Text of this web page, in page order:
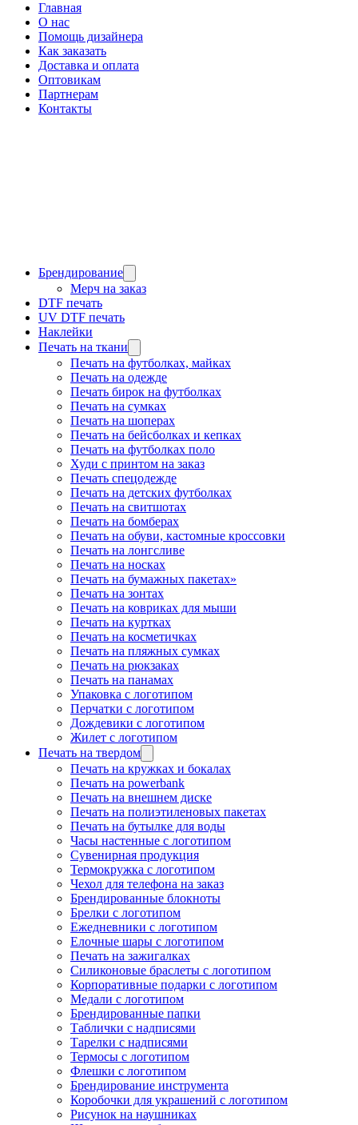
Главная
О нас
Помощь дизайнера
Как заказать
Доставка и оплата
Оптовикам
Партнерам
Контакты
Брендирование
Мерч на заказ
DTF печать
UV DTF печать
Наклейки
Печать на ткани
Печать на футболках, майках
Печать на одежде
Печать бирок на футболках
Печать на сумках
Печать на шоперах
Печать на бейсболках и кепках
Печать на футболках поло
Худи с принтом на заказ
Печать спецодежде
Печать на детских футболках
Печать на свитшотах
Печать на бомберах
Печать на обуви, кастомные кроссовки
Печать на лонгсливе
Печать на носках
Печать на бумажных пакетах»
Печать на зонтах
Печать на ковриках для мыши
Печать на куртках
Печать на косметичках
Печать на пляжных сумках
Печать на рюкзаках
Печать на панамах
Упаковка с логотипом
Перчатки с логотипом
Дождевики с логотипом
Жилет с логотипом
Печать на твердом
Печать на кружках и бокалах
Печать на powerbank
Печать на внешнем диске
Печать на полиэтиленовых пакетах
Печать на бутылке для воды
Часы настенные с логотипом
Сувенирная продукция
Термокружка с логотипом
Чехол для телефона на заказ
Брендированные блокноты
Брелки с логотипом
Ежедневники с логотипом
Елочные шары с логотипом
Печать на зажигалках
Силиконовые браслеты с логотипом
Корпоративные подарки с логотипом
Медали с логотипом
Брендированные папки
Таблички с надписями
Тарелки с надписями
Термосы с логотипом
Флешки с логотипом
Брендирование инструмента
Коробочки для украшений с логотипом
Рисунок на наушниках